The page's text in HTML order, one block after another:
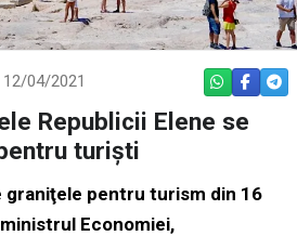
04/2021 WHATSAPP
Republicii Elene se
turiști
graniţele pentru turism din 16
Economiei,